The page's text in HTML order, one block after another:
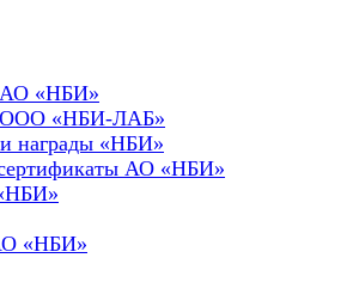
«НБИ»
ООО «НБИ-ЛАБ»
награды «НБИ»
АО «НБИ»
«НБИ»